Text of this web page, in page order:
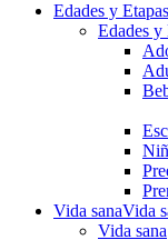
Edades y Etapas
Edades y
Vida sanaVida
Vida sana